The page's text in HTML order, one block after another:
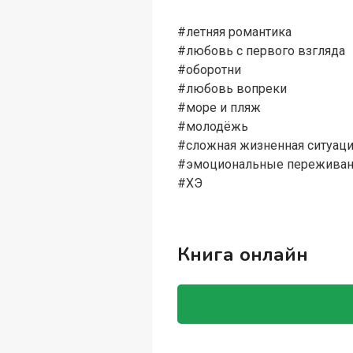
#летняя романтика
#любовь с первого взгляда
#оборотни
#любовь вопреки
#море и пляж
#молодёжь
#сложная жизненная
#эмоциональные
#ХЭ
Книга онлайн